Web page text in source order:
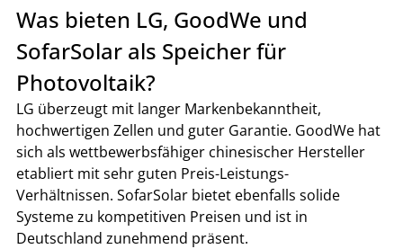
Was bieten LG, GoodWe und
SofarSolar als Speicher für
Photovoltaik?
LG überzeugt mit langer Markenbekanntheit,
hochwertigen Zellen und guter Garantie. GoodWe hat
sich als wettbewerbsfähiger chinesischer Hersteller
etabliert mit sehr guten Preis-Leistungs-
Verhältnissen. SofarSolar bietet ebenfalls solide
Systeme zu kompetitiven Preisen und ist in
Deutschland zunehmend präsent.